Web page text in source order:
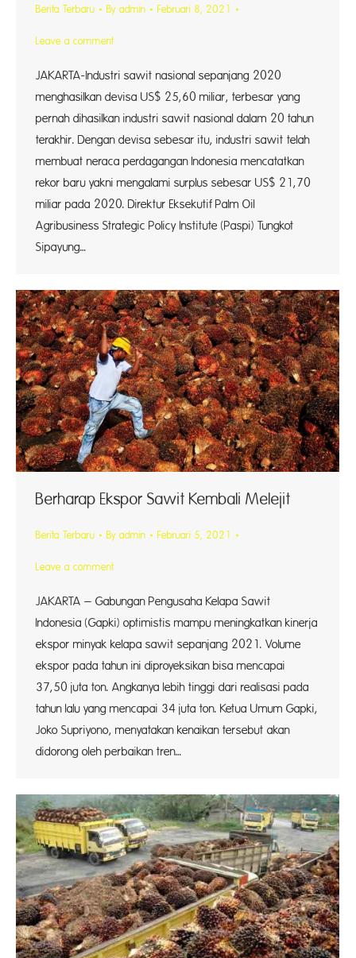
Berita Terbaru By admin Februari 8, 2021
Leave a comment
JAKARTA-Industri sawit nasional sepanjang 2020
menghasilkan devisa US$ 25,60 miliar, terbesar yang
pernah dihasilkan industri sawit nasional dalam 20 tahun
terakhir. Dengan devisa sebesar itu, industri sawit telah
membuat neraca perdagangan Indonesia mencatatkan
rekor baru yakni mengalami surplus sebesar US$ 21,70
miliar pada 2020. Direktur Eksekutif Palm Oil
Agribusiness Strategic Policy Institute (Paspi) Tungkot
Sipayung…
Berharap Ekspor Sawit Kembali Melejit
Berita Terbaru By admin Februari 5, 2021
Leave a comment
JAKARTA – Gabungan Pengusaha Kelapa Sawit
Indonesia (Gapki) optimistis mampu meningkatkan kinerja
ekspor minyak kelapa sawit sepanjang 2021. Volume
ekspor pada tahun ini diproyeksikan bisa mencapai
37,50 juta ton. Angkanya lebih tinggi dari realisasi pada
tahun lalu yang mencapai 34 juta ton. Ketua Umum Gapki,
Joko Supriyono, menyatakan kenaikan tersebut akan
didorong oleh perbaikan tren…